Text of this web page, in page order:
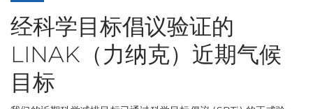
经科学目标倡议验证的
LINAK（力纳克）近期气候
目标